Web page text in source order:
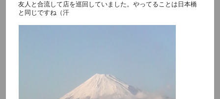
友人と合流して店を巡回していました。やってることは日本橋
と同じですね（汗